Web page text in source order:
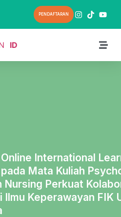
PENDAFTARAN
ID
International
Mata Kuliah
Nursing Perkuat
Ilmu Keperawayan FIK